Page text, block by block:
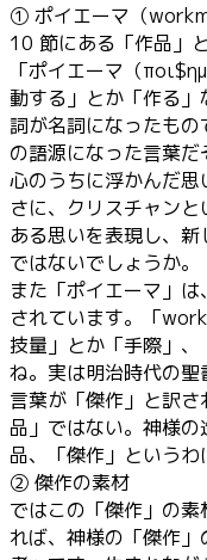
① ポイエーマ（
10 節にある「作品」
「ポイエーマ（
動する」とか「作る
詞が名詞になったもの
の語源になった言葉
心のうちに浮かんだ
さに、クリスチャン
ある思いを表現し、
ではないでしょうか。
また「ポイエーマ」
されています。「
技量」とか「手際」
ね。実は明治時代の
言葉が「傑作」と訳
品」ではない。神様
品、「傑作」というわ
② 傑作の素材
ではこの「傑作」の
れば、神様の「傑作